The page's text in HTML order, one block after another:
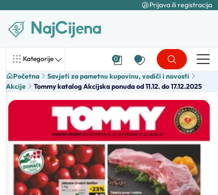
Prijava ili registracija
Kategorije 0
Početna
Savjeti za pametnu kupovinu, vodiči i novosti
Akcije
Tommy katalog Akcijska ponuda od 11.12. do 17.12.2025